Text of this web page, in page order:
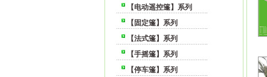
【电动遥控篷】系列
【固定篷】系列
【法式篷】系列
【手摇篷】系列
【停车篷】系列